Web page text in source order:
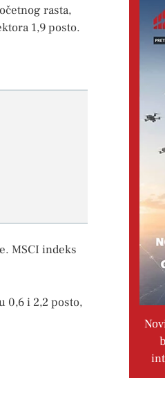
rasta,
1,9 posto.
MSCI indeks
0,6 i 2,2 posto,